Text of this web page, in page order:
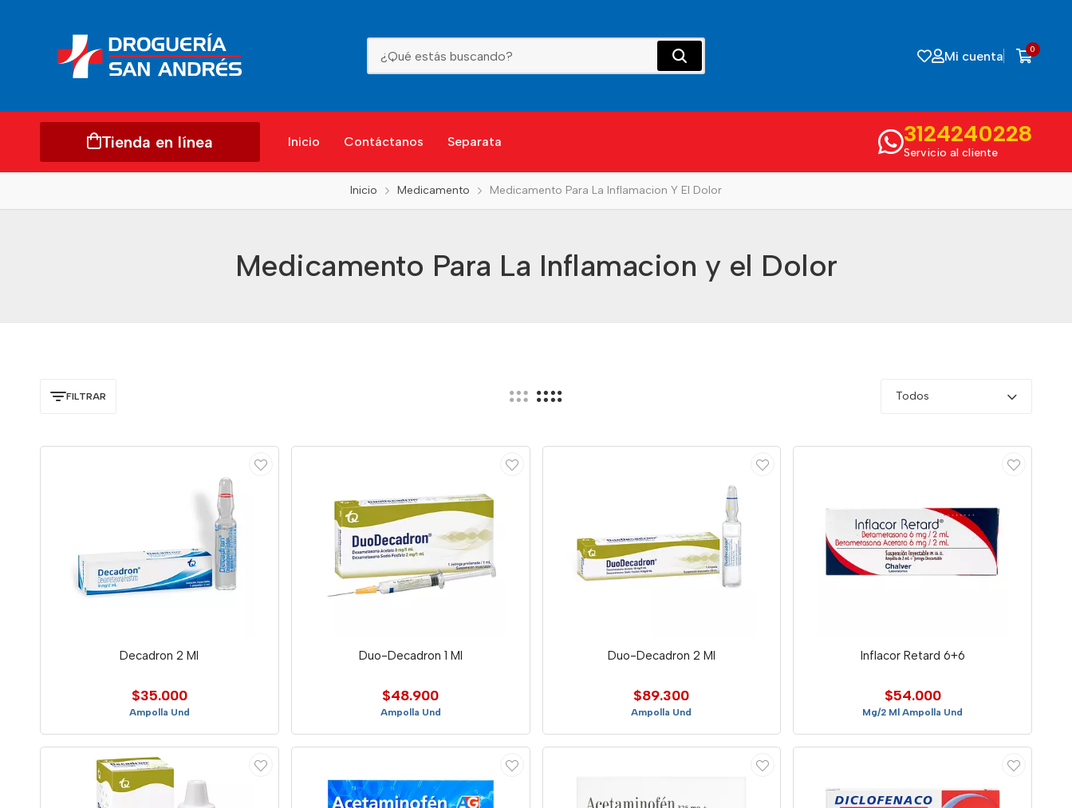
Mi cuenta 0
Tienda en línea Inicio Contáctanos Separata 3124240228
Servicio al cliente
Inicio Medicamento Medicamento Para La Inflamacion Y El Dolor
Medicamento Para La Inflamacion y el Dolor
FILTRAR Todos
Decadron 2 Ml
$35.000
Ampolla Und
Duo-Decadron 1 Ml
$48.900
Ampolla Und
Duo-Decadron 2 Ml
$89.300
Ampolla Und
Inflacor Retard 6+6
$54.000
Mg/2 Ml Ampolla Und